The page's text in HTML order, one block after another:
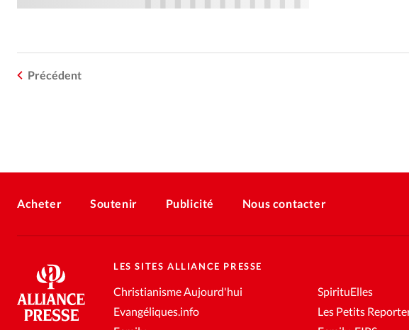
Précédent
Acheter Soutenir Publicité Nous contacter
LES SITES ALLIANCE PRESSE
Christianisme Aujourd'hui
Evangéliques.info
SpirituElles
Les Petits